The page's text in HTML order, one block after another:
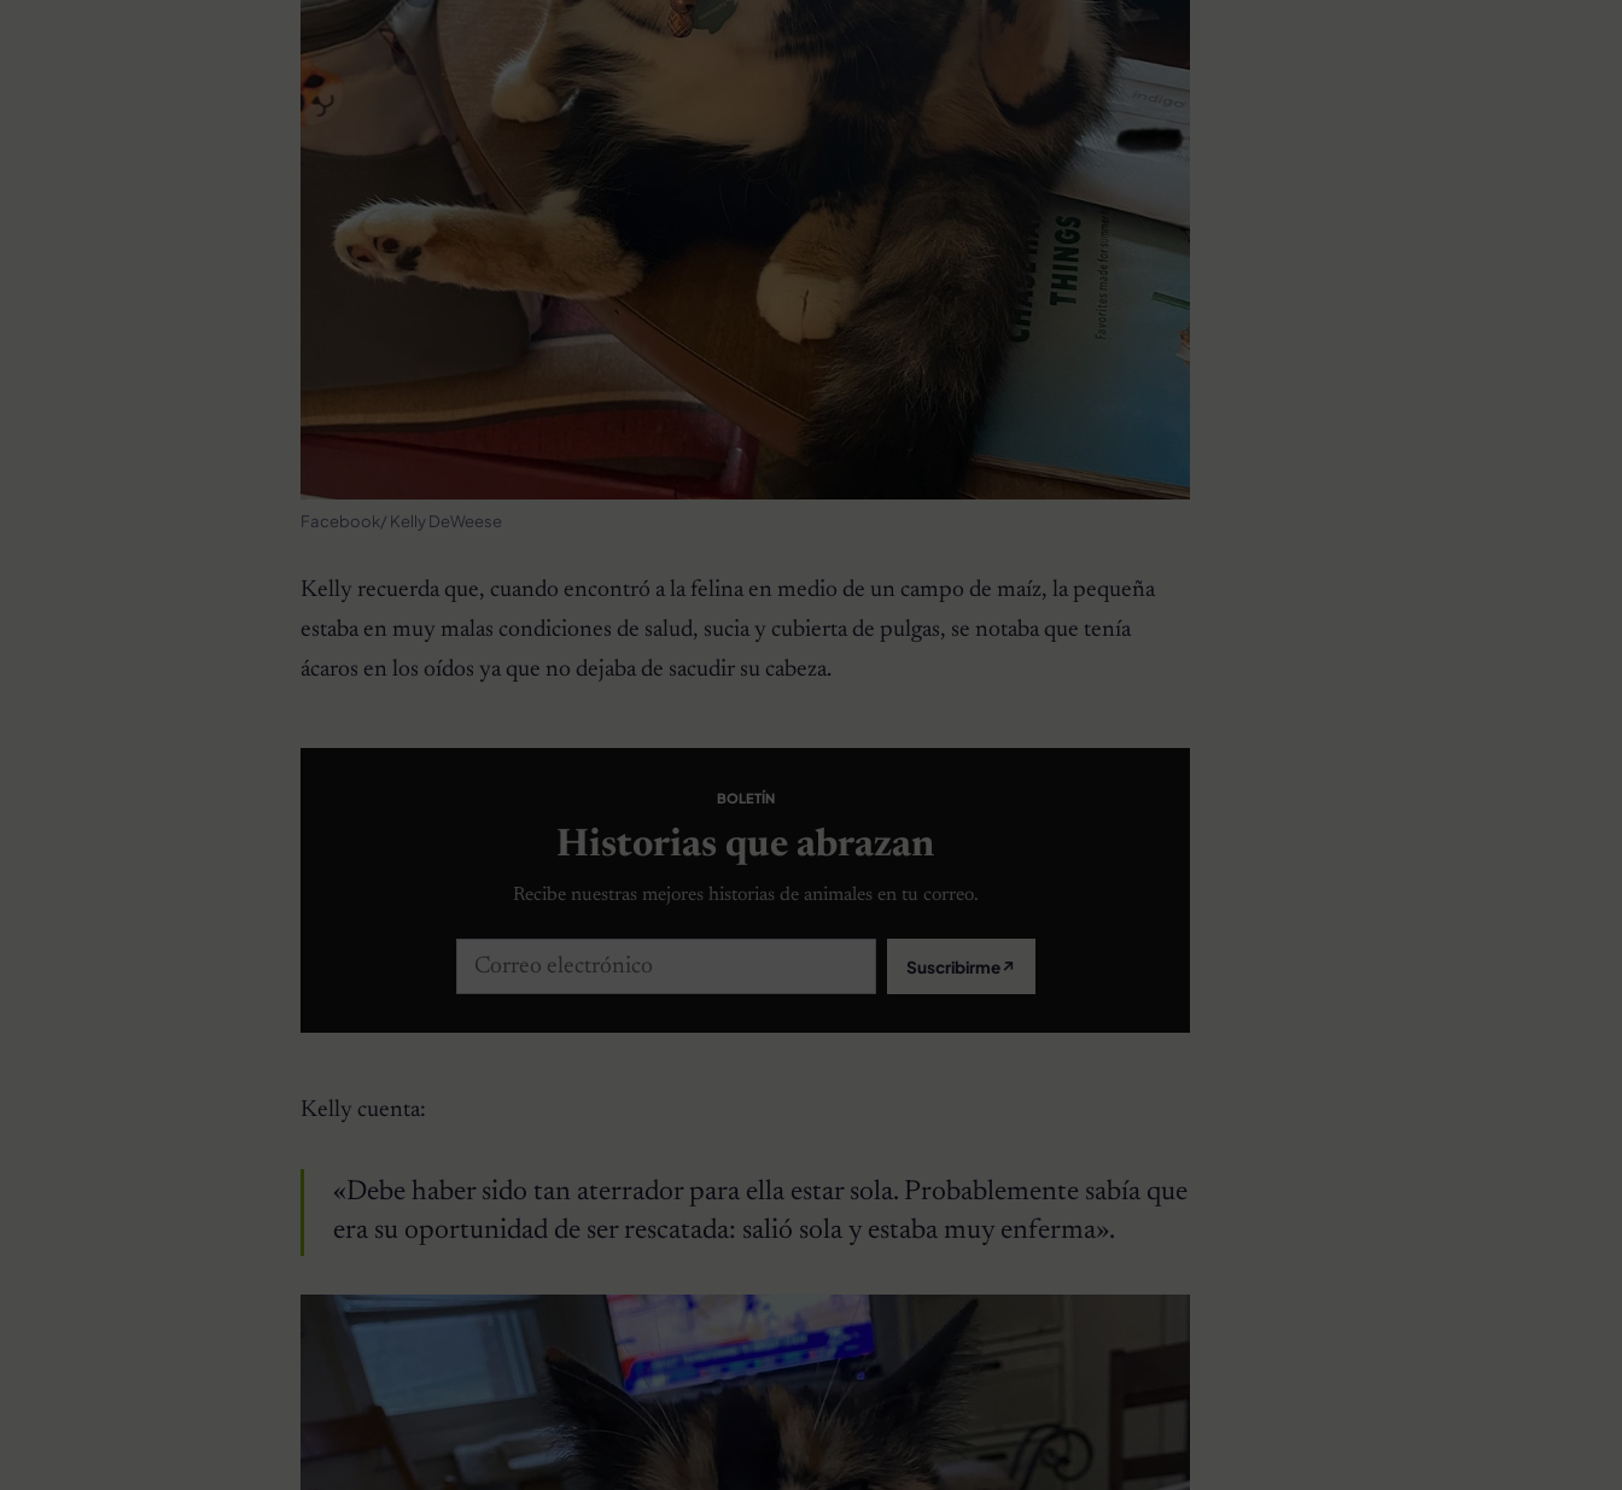
Facebook/ Kelly DeWeese
Kelly recuerda que, cuando encontró a la felina en medio de un campo de maíz, la pequeña
estaba en muy malas condiciones de salud, sucia y cubierta de pulgas, se notaba que tenía
ácaros en los oídos ya que no dejaba de sacudir su cabeza.
BOLETÍN
Historias que abrazan
Recibe nuestras mejores historias de animales en tu correo.
Correo electrónico Suscribirme↗
Kelly cuenta:
«Debe haber sido tan aterrador para ella estar sola. Probablemente sabía que
era su oportunidad de ser rescatada: salió sola y estaba muy enferma».